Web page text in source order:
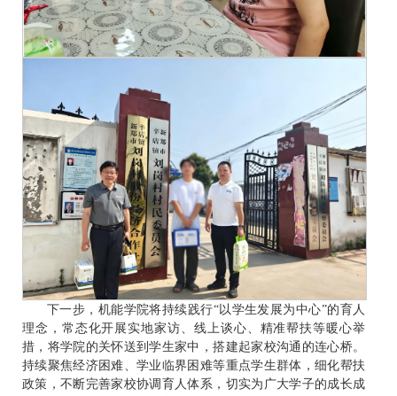
下一步，机能学院将持续践行“以学生发展为中心”的育人
理念，常态化开展实地家访、线上谈心、精准帮扶等暖心举
措，将学院的关怀送到学生家中，搭建起家校沟通的连心桥。
持续聚焦经济困难、学业临界困难等重点学生群体，细化帮扶
政策，不断完善家校协调育人体系，切实为广大学子的成长成